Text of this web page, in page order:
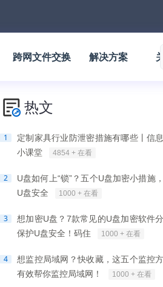
跨网文件交换 解决方案
热文
1
定制家具行业防泄密措施有哪些丨信
小课堂
4854 + 在看
2
U盘如何上“锁”？五个U盘加密小措施
U盘安全
1000 + 在看
3
想加密U盘？7款常见的U盘加密软件分
保护U盘安全！码住
1000 + 在看
4
想监控局域网？快收藏，这五个监控方
有效帮你监控局域网！
1000 + 在看